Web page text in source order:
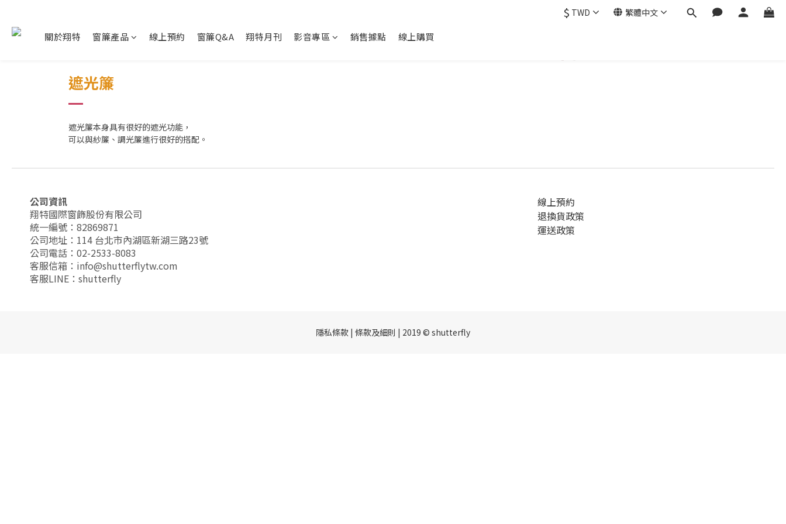
$ TWD 繁體中文
關於翔特 窗簾產品 線上預約 窗簾Q&A 翔特月刊 影音專區 銷售據點 線上購買
遮光簾
遮光簾本身具有很好的遮光功能，
可以與紗簾、調光簾進行很好的搭配。
公司資訊
翔特國際窗飾股份有限公司
統一編號：82869871
公司地址：114 台北市內湖區新湖三路23號
公司電話：02-2533-8083
客服信箱：info@shutterflytw.com
客服LINE：shutterfly
線上預約
退換貨政策
運送政策
隱私條款 | 條款及細則 | 2019 © shutterfly